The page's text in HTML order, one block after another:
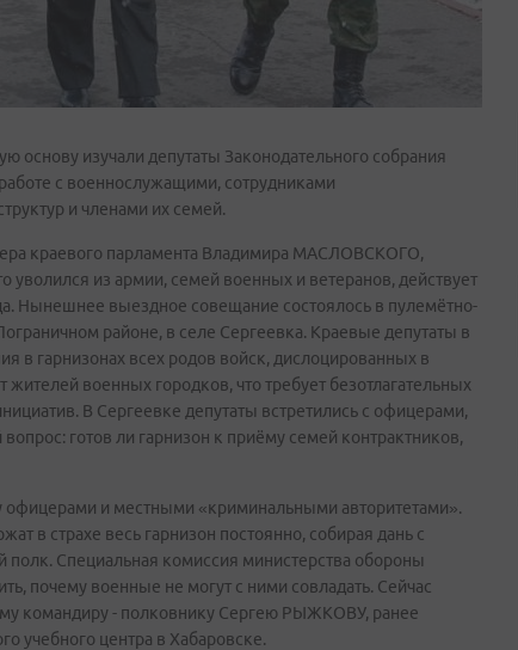
основу изучали депутаты Законодательного собрания
с военнослужащими, сотрудниками
и членами их семей.
краевого парламента Владимира МАСЛОВСКОГО,
уволился из армии, семей военных и ветеранов, действует
Нынешнее выездное совещание состоялось в пулемётно-
районе, в селе Сергеевка. Краевые депутаты в
в гарнизонах всех родов войск, дислоцированных в
военных городков, что требует безотлагательных
В Сергеевке депутаты встретились с офицерами,
готов ли гарнизон к приёму семей контрактников,
и местными «криминальными авторитетами».
в страхе весь гарнизон постоянно, собирая дань с
Специальная комиссия министерства обороны
почему военные не могут с ними совладать. Сейчас
командиру - полковнику Сергею РЫЖКОВУ, ранее
учебного центра в Хабаровске.